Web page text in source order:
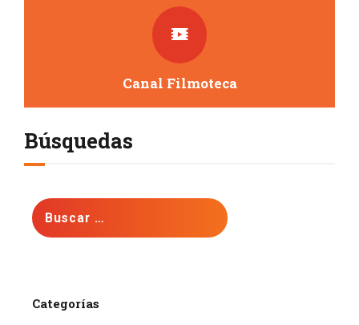
Canal Filmoteca
Búsquedas
Buscar:
Categorías